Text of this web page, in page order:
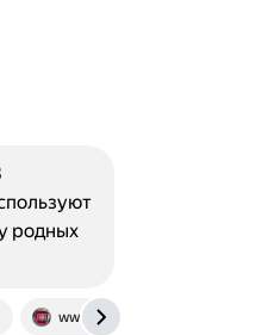
www.proalbea.ru
родных